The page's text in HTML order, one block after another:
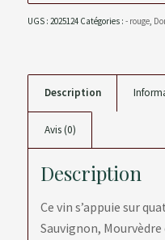
UGS : 2025124 Catégories : - rouge,
Description
Avis (0)
Description
Ce vin s’appuie sur
Sauvignon,